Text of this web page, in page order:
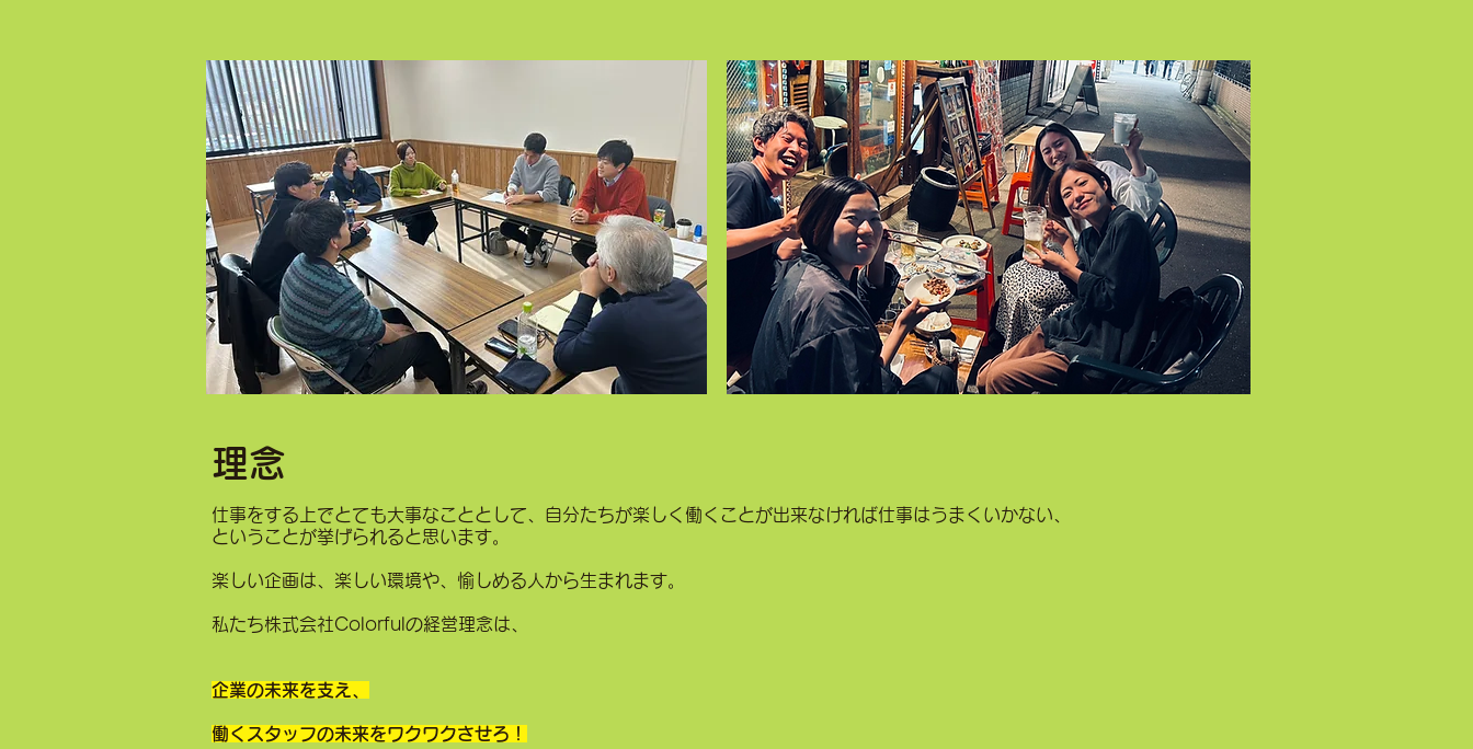
理念
仕事をする上でとても大事なこととして、自分たちが楽しく 働くことが出来なければ仕事はうまくいかない、
ということが挙げられると思います。
楽しい企画は、楽しい環境や、愉しめる人から生まれます。
私たち株式会社Colorfulの経営理念は、
企業の未来を支え、
働くスタッフの未来をワクワクさせろ！